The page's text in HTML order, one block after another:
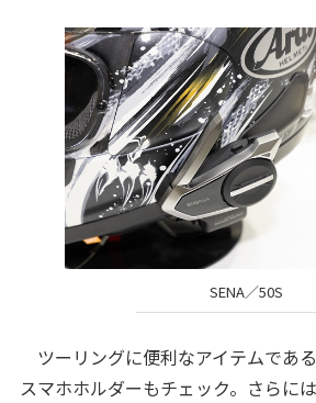
SENA／50S
ツーリングに便利なアイテムであ
スマホホルダーもチェック。さらに